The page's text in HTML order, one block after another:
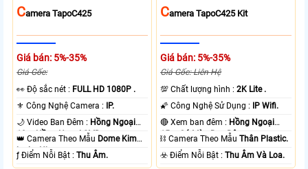
CAmera TapoC425
Giá bán: 5%-35%
Giá Gốc:
️👀 Độ sắc nét : FULL HD 1080P .
⚜️ Công Nghệ Camera : IP.
🌙 Video Ban Đêm : Hồng Ngoại
10m Hồng Ngoại SMD.
👑 Camera Theo Mẫu Dome Kim
loại + Nhựa.
️ƒ Điểm Nỗi Bật :Thu Âm.
CAmera TapoC425 Kit
Giá bán: 5%-35%
Giá Gốc: Liên Hệ
💯 Chất lượng hình :2K Lite .
🌠 Công Nghệ Sử Dụng : IP Wifi.
🔴 Xem ban đêm : Hồng Ngoại
15m Có Màu Ban Ðêm.
⛓ Camera Theo MẫuThân Plastic.
️☣️ Điểm Nỗi Bật :Thu Âm Và Loa.